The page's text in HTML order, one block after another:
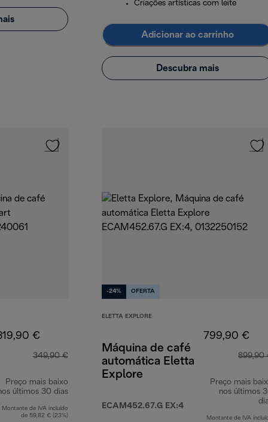
Criações artísticas com leite
Adicionar ao carrinho
Descubra mais
€
349,90 €
Preço mais baixo
últimos 30 dias
Montante de IVA incluído
de 59,82 € (23%)
-24% OFERTA
ELETTA EXPLORE
Máquina de café
automática Eletta
Explore
ECAM452.67.G EX:4
799,90 €
899,90
Preço mais
nos últimos
Montante de IVA